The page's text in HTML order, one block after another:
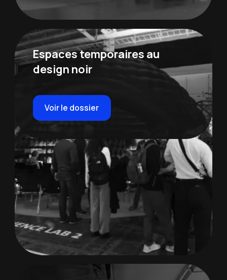
Espaces temporaires au
design noir
Voir le dossier